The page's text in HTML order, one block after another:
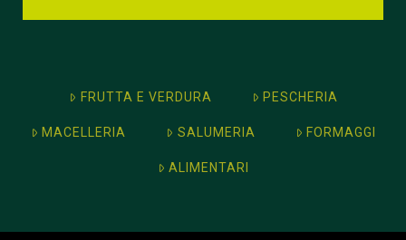
FRUTTA E VERDURA PESCHERIA
MACELLERIA SALUMERIA FORMAGGI
ALIMENTARI